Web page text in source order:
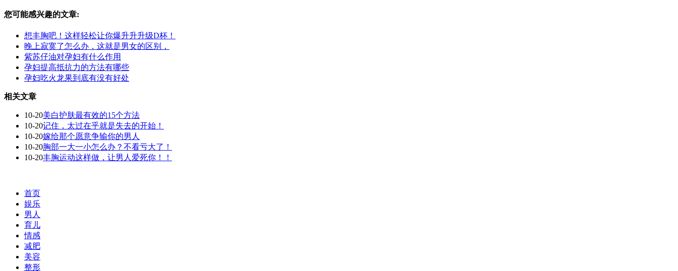
您可能感兴趣的文章:
想丰胸吧！这样轻松让你爆升升升级D杯！
晚上寂寞了怎么办，这就是男女的区别，
紫苏仔油对孕妇有什么作用
孕妇提高抵抗力的方法有哪些
孕妇吃火龙果到底有没有好处
相关文章
10-20美白护肤最有效的15个方法
10-20记住，太过在乎就是失去的开始！
10-20嫁给那个愿意争输你的男人
10-20胸部一大一小怎么办？不看亏大了！
10-20丰胸运动这样做，让男人爱死你！！
首页
娱乐
男人
育儿
情感
减肥
美容
整形